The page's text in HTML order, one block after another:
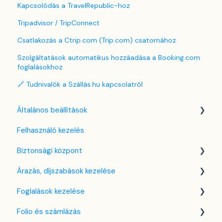
Kapcsolódás a TravelRepublic-hoz
Tripadvisor / TripConnect
Csatlakozás a Ctrip.com (Trip.com) csatornához
Szolgáltatások automatikus hozzáadása a Booking.com
foglalásokhoz
🔗 Tudnivalók a Szállás.hu kapcsolatról
Általános beállítások
Nyelv beállítások
Cég / Szálláshely beállítások
Adó beállítások
Szabályzatok beállítása
Szobák beállításai
Felhasználó kezelés
Biztonsági központ
Kulcsfájl kezelés
Két-faktoros autentikáció (2FA)
Bejelentkezés a SabeeApp fiókba
Árazás, díjszabások kezelése
Díjszabás beállítások
Árttípusok Engedélyezése / Tiltása
Foglalások kezelése
Kezdőlap
Folio és számlázás